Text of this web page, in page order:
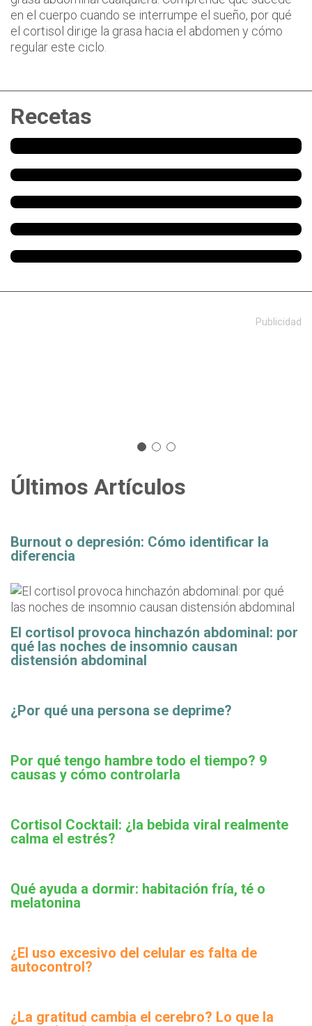
en el cuerpo cuando se interrumpe el sueño, por qué
el cortisol dirige la grasa hacia el abdomen y cómo
regular este ciclo.
Recetas
Publicidad
Últimos Artículos
Burnout o depresión: Cómo identificar la
diferencia
El cortisol provoca hinchazón abdominal: por
qué las noches de insomnio causan
distensión abdominal
¿Por qué una persona se deprime?
Por qué tengo hambre todo el tiempo? 9
causas y cómo controlarla
Cortisol Cocktail: ¿la bebida viral realmente
calma el estrés?
Qué ayuda a dormir: habitación fría, té o
melatonina
¿El uso excesivo del celular es falta de
autocontrol?
¿La gratitud cambia el cerebro? Lo que la